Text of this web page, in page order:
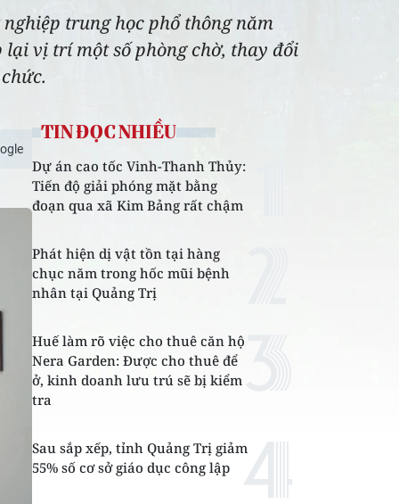
trung học phổ thông năm
vị trí một số phòng chờ, thay đổi
TIN ĐỌC NHIỀU
Dự án cao tốc Vinh-Thanh Thủy:
Tiến độ giải phóng mặt bằng
đoạn qua xã Kim Bảng rất chậm
Phát hiện dị vật tồn tại hàng
chục năm trong hốc mũi bệnh
nhân tại Quảng Trị
Huế làm rõ việc cho thuê căn hộ
Nera Garden: Được cho thuê để
ở, kinh doanh lưu trú sẽ bị kiểm
tra
Sau sắp xếp, tỉnh Quảng Trị giảm
55% số cơ sở giáo dục công lập